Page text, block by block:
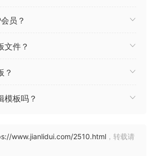
员？
文件？
？
模板吗？
www.jianlidui.com/2510.html ，转载请